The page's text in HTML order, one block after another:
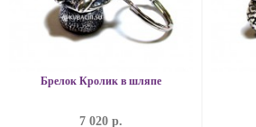
Брелок Кролик в шляпе
7 020 р.